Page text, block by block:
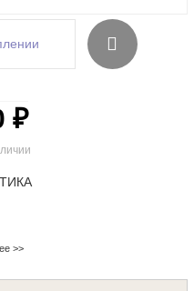
₽
>>